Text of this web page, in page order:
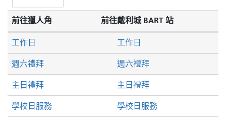
前往獵人角 前往戴利城 BART 站
週六禮拜 週六禮拜
主日禮拜 主日禮拜
工作日 工作日
學校日服務 學校日服務